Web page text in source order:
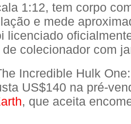
1:12, tem corpo
e mede
licenciado
colecionador com
Incredible Hulk
US$140 na pré-
, que aceita